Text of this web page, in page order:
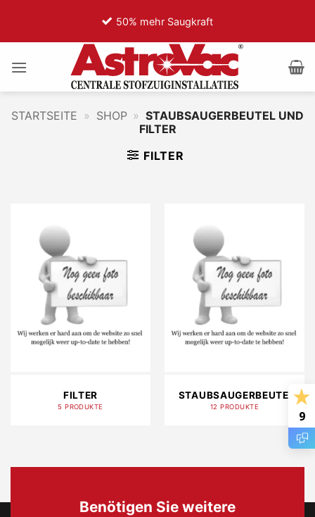
springen
50% mehr Saugkraft
STARTSEITE » SHOP » STAUBSAUGERBEUTEL UND
FILTER
FILTER
FILTER
5 PRODUKTE
STAUBSAUGERBEUTEL
12 PRODUKTE
Benötigen Sie weitere
9